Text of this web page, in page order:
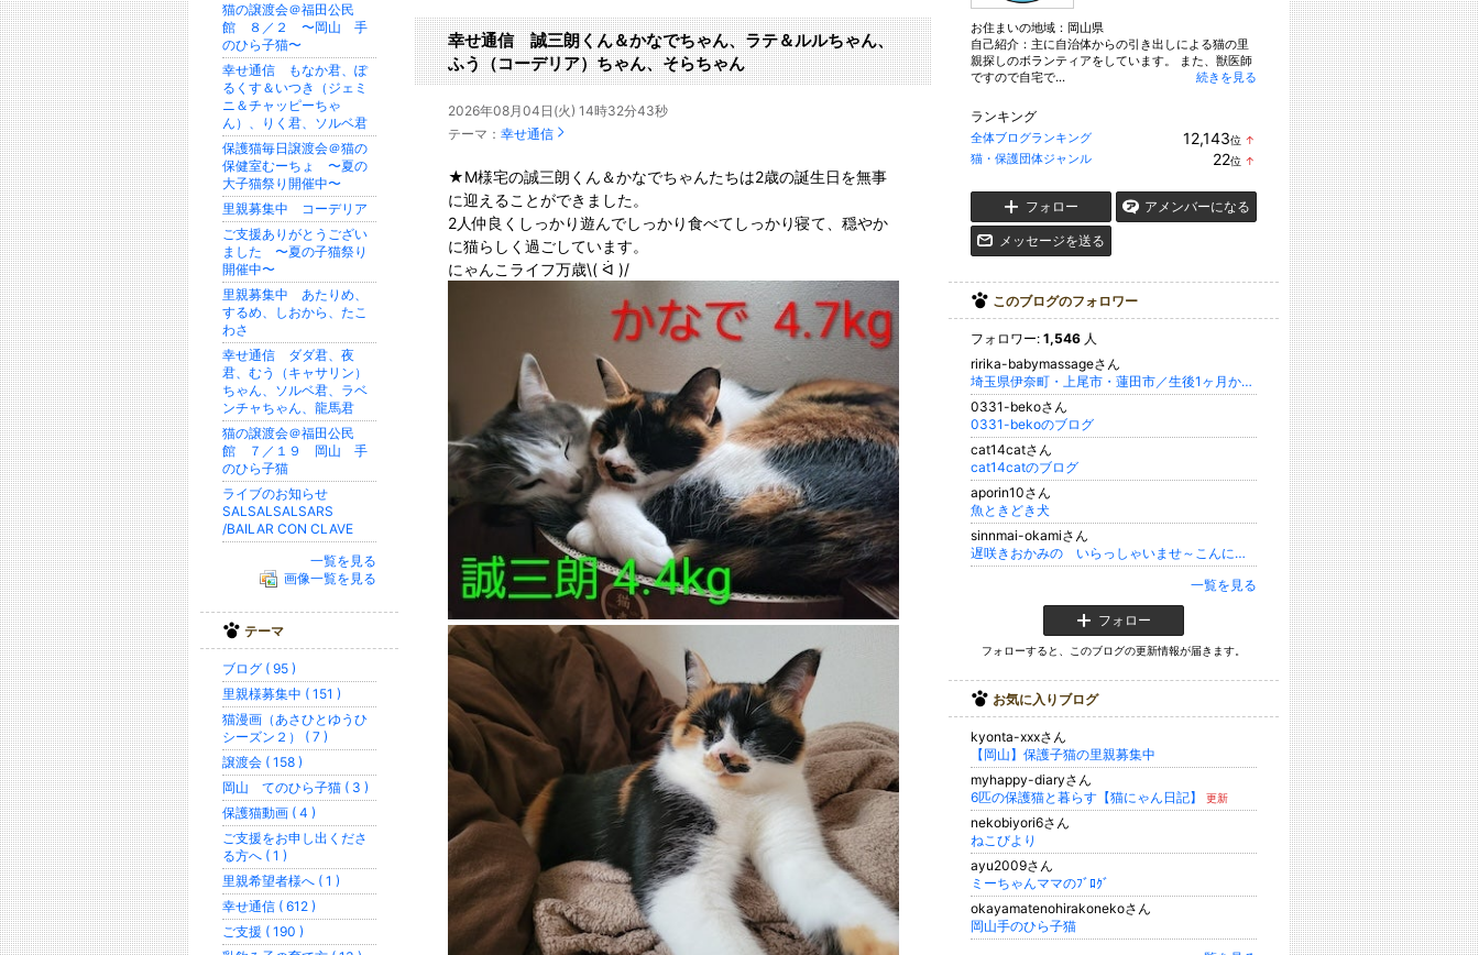
幸せ通信 誠三朗くん＆かなでちゃん、ラテ＆ルルちゃん、
ふう（コーデリア）ちゃん、そらちゃん
2026年08月04日(火) 14時32分43秒
テーマ： 幸せ通信
★M様宅の誠三朗くん＆かなでちゃんたちは2歳の誕生日を無事
に迎えることができました。
2人仲良くしっかり遊んでしっかり食べてしっかり寝て、穏やか
に猫らしく過ごしています。
にゃんこライフ万歳\( ᐛ )/
お住まいの地域： 岡山県
自己紹介：主に自治体からの引き出しによる猫の里
親探しのボランティアをしています。 また、獣医師
ですので自宅で...
続きを見る
ランキング
全体ブログランキング 12,143位 ↑
ン
猫・保護団体ジャンル 22位 ↑
ン
フォロー アメンバーになる
メッセージを送る
このブログのフォロワー
フォロワー: 1,546 人
ririka-babymassageさん
埼玉県伊奈町・上尾市・蓮田市／生後1ヶ月からのベビーマッサージ教室／発達・子育てサポート／木村りりか
0331-bekoさん
0331-bekoのブログ
cat14catさん
cat14catのブログ
aporin10さん
魚ときどき犬
sinnmai-okamiさん
遅咲きおかみの いらっしゃいませ～こんにちは～♪
一覧を見る
フォロー
フォローすると、このブログの更新情報が届きます。
お気に入りブログ
kyonta-xxxさん
【岡山】保護子猫の里親募集中
myhappy-diaryさん
6匹の保護猫と暮らす【猫にゃん日記】
更新
nekobiyori6さん
ねこびより
ayu2009さん
ミーちゃんママのﾌﾞﾛｸﾞ
okayamatenohirakonekoさん
岡山手のひら子猫
猫の譲渡会＠福田公民
館 ８／２ 〜岡山 手
のひら子猫〜
幸せ通信 もなか君、ぽ
るくす＆いつき（ジェミ
ニ＆チャッピーちゃ
ん）、りく君、ソルベ君
保護猫毎日譲渡会＠猫の
保健室むーちょ 〜夏の
大子猫祭り開催中〜
里親募集中 コーデリア
ご支援ありがとうござい
ました 〜夏の子猫祭り
開催中〜
里親募集中 あたりめ、
するめ、しおから、たこ
わさ
幸せ通信 ダダ君、夜
君、むう（キャサリン）
ちゃん、ソルベ君、ラベ
ンチャちゃん、龍馬君
猫の譲渡会＠福田公民
館 ７／１９ 岡山 手
のひら子猫
ライブのお知らせ
SALSALSALSARS
/BAILAR CON CLAVE
一覧を見る
画像一覧を見る
テーマ
ブログ ( 95 )
里親様募集中 ( 151 )
猫漫画（あさひとゆうひ
シーズン２） ( 7 )
譲渡会 ( 158 )
岡山 てのひら子猫 ( 3 )
保護猫動画 ( 4 )
ご支援をお申し出くださ
る方へ ( 1 )
里親希望者様へ ( 1 )
幸せ通信 ( 612 )
ご支援 ( 190 )